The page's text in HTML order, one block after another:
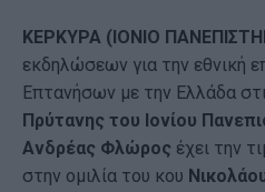
ΚΕΡΚΥΡΑ (ΙΟΝΙΟ
εκδηλώσεων για την εθνική
Επτανήσων με την Ελλάδα
Πρύτανης του Ιονίου
Ανδρέας Φλώρος έχει την
στην ομιλία του κου